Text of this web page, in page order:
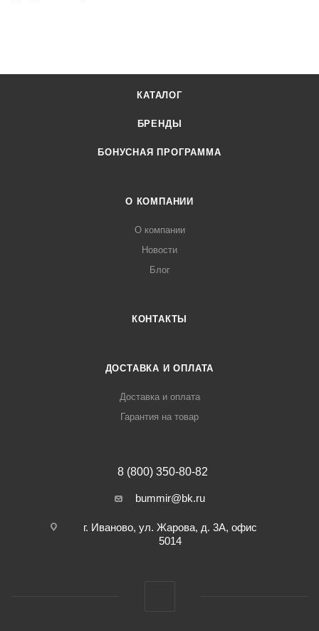
КАТАЛОГ
БРЕНДЫ
БОНУСНАЯ ПРОГРАММА
О КОМПАНИИ
О компании
Новости
Блог
КОНТАКТЫ
ДОСТАВКА И ОПЛАТА
Доставка и оплата
Гарантия на товар
8 (800) 350-80-82
bummir@bk.ru
г. Иваново, ул. Жарова, д. 3А, офис
5014